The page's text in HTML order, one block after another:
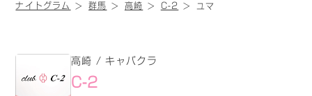
ナイトグラム 群馬 高崎 C-2 ユマ
高崎 / キャバクラ
C-2